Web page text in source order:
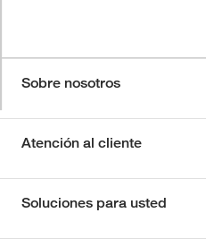
Sobre nosotros
Atención al cliente
Soluciones para usted